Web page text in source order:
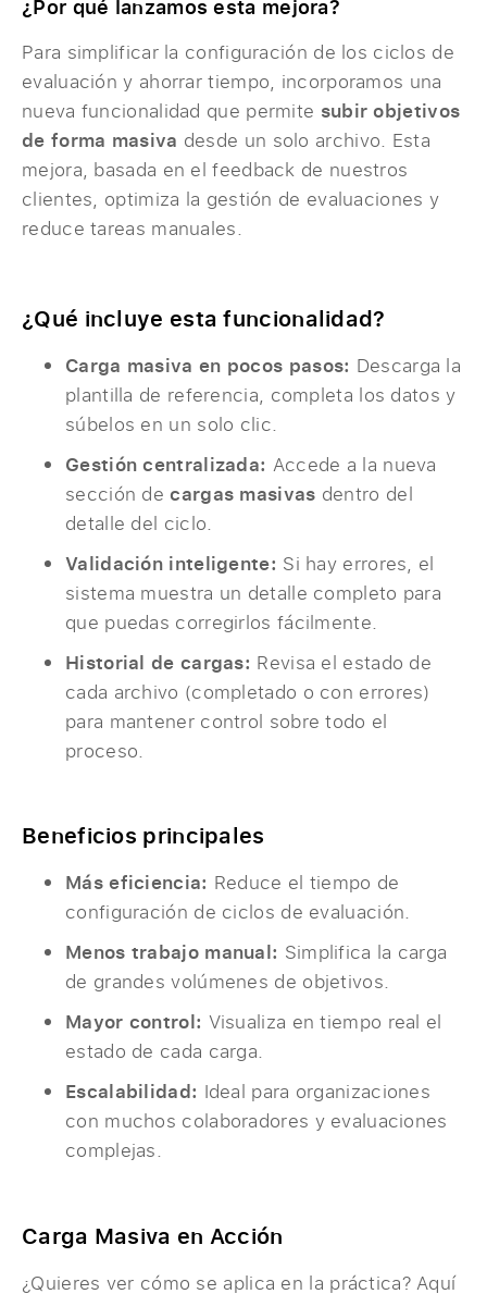
¿Por qué lanzamos esta mejora?
Para simplificar la configuración de los ciclos de
evaluación y ahorrar tiempo, incorporamos una
nueva funcionalidad que permite subir objetivos
de forma masiva desde un solo archivo. Esta
mejora, basada en el feedback de nuestros
clientes, optimiza la gestión de evaluaciones y
reduce tareas manuales.
¿Qué incluye esta funcionalidad?
Carga masiva en pocos pasos: Descarga la
plantilla de referencia, completa los datos y
súbelos en un solo clic.
Gestión centralizada: Accede a la nueva
sección decargas masivas dentro del
detalle del ciclo.
Validación inteligente: Si hay errores, el
sistema muestra un detalle completo para
que puedas corregirlos fácilmente.
Historial de cargas: Revisa el estado de
cada archivo (completado o con errores)
para mantener control sobre todo el
proceso.
Beneficios principales
Más eficiencia: Reduce el tiempo de
configuración de ciclos de evaluación.
Menos trabajo manual: Simplifica la carga
de grandes volúmenes de objetivos.
Mayor control: Visualiza en tiempo real el
estado de cada carga.
Escalabilidad: Ideal para organizaciones
con muchos colaboradores y evaluaciones
complejas.
Carga Masiva en Acción
¿Quieres ver cómo se aplica en la práctica? Aquí